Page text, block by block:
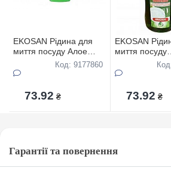
EKOSAN Рідина для
миття посуду Алое
Вера 800млКод: 9177860
73.92 ₴
EKOSAN
миття посуду
73.92 ₴
Гарантії та повернення